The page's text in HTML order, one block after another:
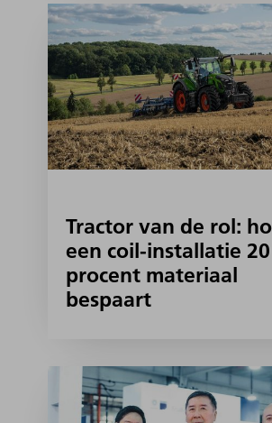
Tractor van de rol:
een coil-installatie 20
procent materiaal
bespaart